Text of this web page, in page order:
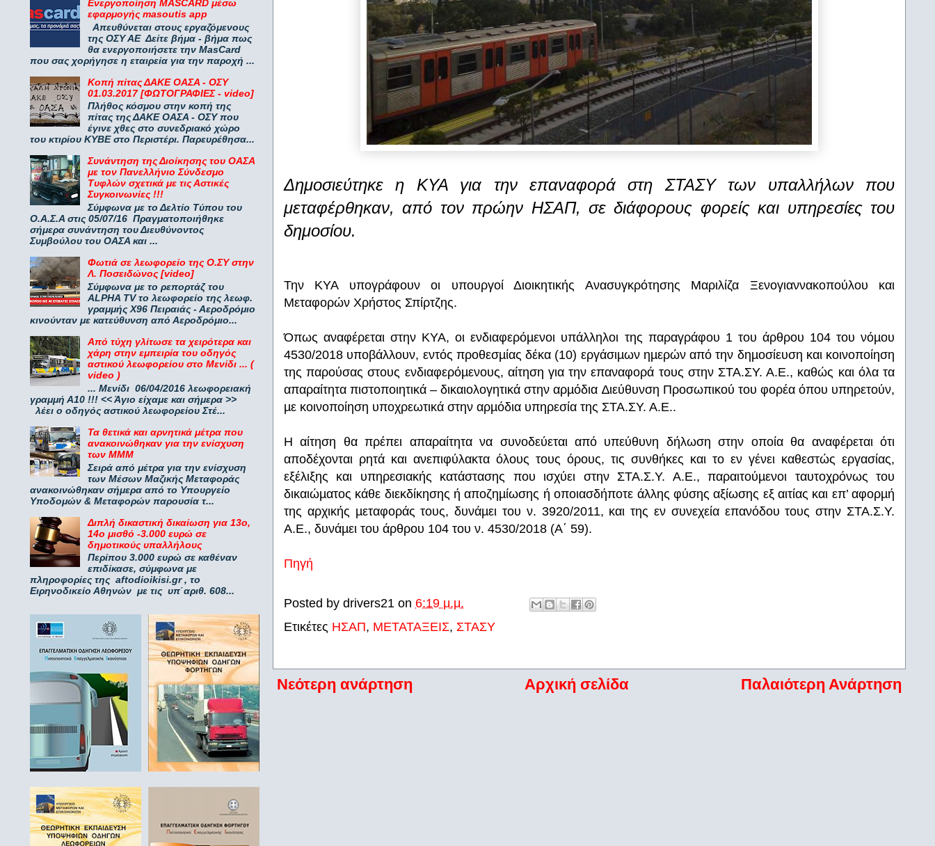
Δημοσιεύτηκε η ΚΥΑ για την επαναφορά στη ΣΤΑΣΥ των υπαλλήλων που
μεταφέρθηκαν, από τον πρώην ΗΣΑΠ, σε διάφορους φορείς και υπηρεσίες του
δημοσίου.
Την ΚΥΑ υπογράφουν οι υπουργοί Διοικητικής Ανασυγκρότησης Μαριλίζα Ξενογιαννακοπούλου και
Μεταφορών Χρήστος Σπίρτζης.
Όπως αναφέρεται στην ΚΥΑ, οι ενδιαφερόµενοι υπάλληλοι της παραγράφου 1 του άρθρου 104 του νόµου
4530/2018 υποβάλλουν, εντός προθεσµίας δέκα (10) εργάσιµων ηµερών από την δηµοσίευση και κοινοποίηση
της παρούσας στους ενδιαφερόµενους, αίτηση για την επαναφορά τους στην ΣΤΑ.ΣΥ. Α.Ε., καθώς και όλα τα
απαραίτητα πιστοποιητικά – δικαιολογητικά στην αρµόδια ∆ιεύθυνση Προσωπικού του φορέα όπου υπηρετούν,
µε κοινοποίηση υποχρεωτικά στην αρµόδια υπηρεσία της ΣΤΑ.ΣΥ. Α.Ε..
Η αίτηση θα πρέπει απαραίτητα να συνοδεύεται από υπεύθυνη δήλωση στην οποία θα αναφέρεται ότι
αποδέχονται ρητά και ανεπιφύλακτα όλους τους όρους, τις συνθήκες και το εν γένει καθεστώς εργασίας,
εξέλιξης και υπηρεσιακής κατάστασης που ισχύει στην ΣΤΑ.Σ.Υ. Α.Ε., παραιτούµενοι ταυτοχρόνως του
δικαιώµατος κάθε διεκδίκησης ή αποζηµίωσης ή οποιασδήποτε άλλης φύσης αξίωσης εξ αιτίας και επ’ αφορµή
της αρχικής µεταφοράς τους, δυνάµει του ν. 3920/2011, και της εν συνεχεία επανόδου τους στην ΣΤΑ.Σ.Υ.
Α.Ε., δυνάµει του άρθρου 104 του ν. 4530/2018 (Α΄ 59).
Πηγή
Posted by drivers21 on 6:19 μ.μ.
Ετικέτες ΗΣΑΠ, ΜΕΤΑΤΑΞΕΙΣ, ΣΤΑΣΥ
Νεότερη ανάρτηση Παλαιότερη Ανάρτηση
Αρχική σελίδα
Ενεργοποίηση MASCARD μέσω
εφαρμογής masoutis app
Απευθύνεται στους εργαζόμενους
της ΟΣΥ ΑΕ Δείτε βήμα - βήμα πως
θα ενεργοποιήσετε την MasCard
που σας χορήγησε η εταιρεία για την παροχή ...
Κοπή πίτας ΔΑΚΕ ΟΑΣΑ - ΟΣΥ
01.03.2017 [ΦΩΤΟΓΡΑΦΙΕΣ - video]
Πλήθος κόσμου στην κοπή της
πίτας της ΔΑΚΕ ΟΑΣΑ - ΟΣΥ που
έγινε χθες στο συνεδριακό χώρο
του κτιρίου ΚΥΒΕ στο Περιστέρι. Παρευρέθησα...
Συνάντηση της Διοίκησης του ΟΑΣΑ
με τον Πανελλήνιο Σύνδεσμο
Τυφλών σχετικά με τις Αστικές
Συγκοινωνίες !!!
Σύμφωνα με το Δελτίο Τύπου του
Ο.Α.Σ.Α στις 05/07/16 Πραγματοποιήθηκε
σήμερα συνάντηση του Διευθύνοντος
Συμβούλου του ΟΑΣΑ και ...
Φωτιά σε λεωφορείο της Ο.ΣΥ στην
Λ. Ποσειδώνος [video]
Σύμφωνα με το ρεπορτάζ του
ALPHA TV το λεωφορείο της λεωφ.
γραμμής Χ96 Πειραιάς - Αεροδρόμιο
κινούνταν με κατεύθυνση από Αεροδρόμιο...
Από τύχη γλίτωσε τα χειρότερα και
χάρη στην εμπειρία του οδηγός
αστικού λεωφορείου στο Μενίδι ... (
video )
... Μενίδι 06/04/2016 λεωφορειακή
γραμμή Α10 !!! << Άγιο είχαμε και σήμερα >>
λέει ο οδηγός αστικού λεωφορείου Στέ...
Τα θετικά και αρνητικά μέτρα που
ανακοινώθηκαν για την ενίσχυση
των ΜΜΜ
Σειρά από μέτρα για την ενίσχυση
των Μέσων Μαζικής Μεταφοράς
ανακοινώθηκαν σήμερα από το Υπουργείο
Υποδομών & Μεταφορών παρουσία τ...
Διπλή δικαστική δικαίωση για 13ο,
14ο μισθό -3.000 ευρώ σε
δημοτικούς υπαλλήλους
Περίπου 3.000 ευρώ σε καθέναν
επιδίκασε, σύμφωνα με
πληροφορίες της aftodioikisi.gr , το
Ειρηνοδικείο Αθηνών με τις υπ΄αριθ. 608...